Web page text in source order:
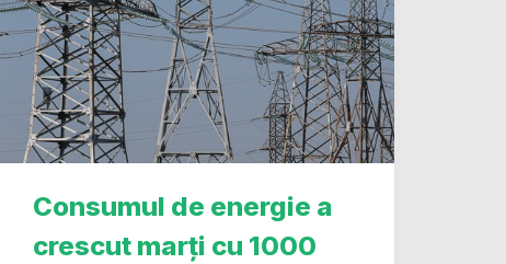
Consumul de energie a
crescut marți cu 1000